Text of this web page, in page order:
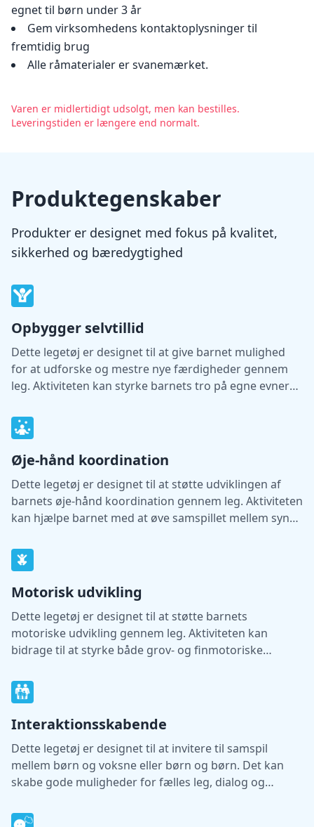
egnet til børn under 3 år
Gem virksomhedens kontaktoplysninger til
fremtidig brug
Alle råmaterialer er svanemærket.
Varen er midlertidigt udsolgt, men kan bestilles.
Leveringstiden er længere end normalt.
Produktegenskaber
Produkter er designet med fokus på kvalitet,
sikkerhed og bæredygtighed
Opbygger selvtillid
Dette legetøj er designet til at give barnet mulighed
for at udforske og mestre nye færdigheder gennem
leg. Aktiviteten kan styrke barnets tro på egne evner
Øje-hånd koordination
Dette legetøj er designet til at støtte udviklingen af
barnets øje-hånd koordination gennem leg. Aktiviteten
kan hjælpe barnet med at øve samspillet mellem syn
Motorisk udvikling
Dette legetøj er designet til at støtte barnets
motoriske udvikling gennem leg. Aktiviteten kan
bidrage til at styrke både grov- og finmotoriske
Interaktionsskabende
Dette legetøj er designet til at invitere til samspil
mellem børn og voksne eller børn og børn. Det kan
skabe gode muligheder for fælles leg, dialog og